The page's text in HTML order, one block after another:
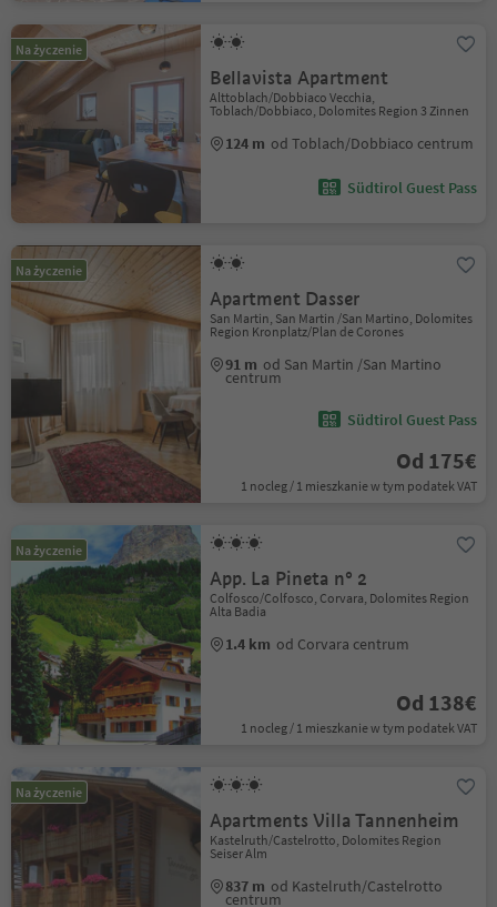
Na życzenie
Bellavista Apartment
Alttoblach/Dobbiaco Vecchia,
Toblach/Dobbiaco, Dolomites Region 3 Zinnen
124 m od Toblach/Dobbiaco centrum
Südtirol Guest Pass
Na życzenie
Apartment Dasser
San Martin, San Martin /San Martino, Dolomites
Region Kronplatz/Plan de Corones
91 m od San Martin /San Martino
centrum
Südtirol Guest Pass
Od 175€
1 nocleg / 1 mieszkanie w tym podatek VAT
Na życzenie
App. La Pineta n° 2
Colfosco/Colfosco, Corvara, Dolomites Region
Alta Badia
1.4 km od Corvara centrum
Od 138€
1 nocleg / 1 mieszkanie w tym podatek VAT
Na życzenie
Apartments Villa Tannenheim
Kastelruth/Castelrotto, Dolomites Region
Seiser Alm
837 m od Kastelruth/Castelrotto
centrum